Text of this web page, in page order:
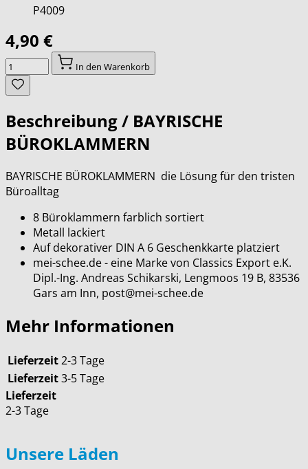
P4009
4,90 €
Menge
In den Warenkorb
Beschreibung / BAYRISCHE
BÜROKLAMMERN
BAYRISCHE BÜROKLAMMERN die Lösung für den tristen
Büroalltag
8 Büroklammern farblich sortiert
Metall lackiert
Auf dekorativer DIN A 6 Geschenkkarte platziert
mei-schee.de - eine Marke von Classics Export e.K.
Dipl.-Ing. Andreas Schikarski, Lengmoos 19 B, 83536
Gars am Inn, post@mei-schee.de
Mehr Informationen
Lieferzeit2-3 Tage
Lieferzeit3-5 Tage
Lieferzeit
2-3 Tage
Unsere Läden